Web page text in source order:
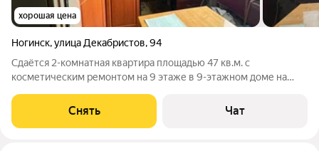
хорошая цена
Ногинск,улица Декабристов,94
Сдаётся 2-комнатная квартира площадью 47 кв.м. с
косметическим ремонтом на 9 этаже в 9-этажном доме на
Стиральная машина Холодильник Микроволновка Дом -
кирпичный, окна выходят на
Снять Чат